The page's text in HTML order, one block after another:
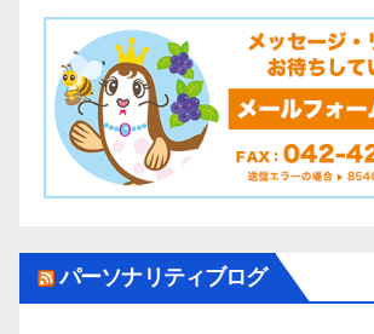
パーソナリティブログ